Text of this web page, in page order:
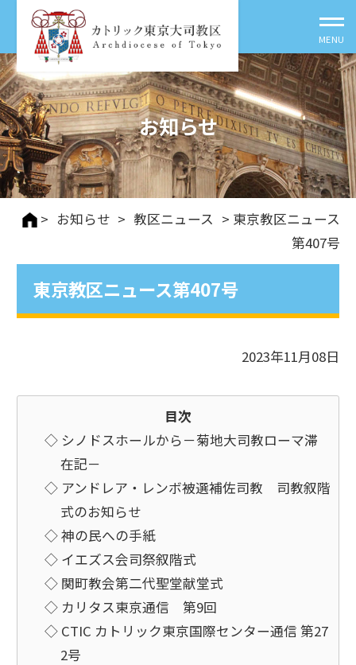
お知らせ
> お知らせ > 教区ニュース > 東京教区ニュース
第407号
東京教区ニュース第407号
2023年11月08日
目次
◇ シノドスホールから－菊地大司教ローマ滞
在記－
◇ アンドレア・レンボ被選補佐司教 司教叙階
式のお知らせ
◇ 神の民への手紙
◇ イエズス会司祭叙階式
◇ 関町教会第二代聖堂献堂式
◇ カリタス東京通信 第9回
◇ CTIC カトリック東京国際センター通信 第27
2号